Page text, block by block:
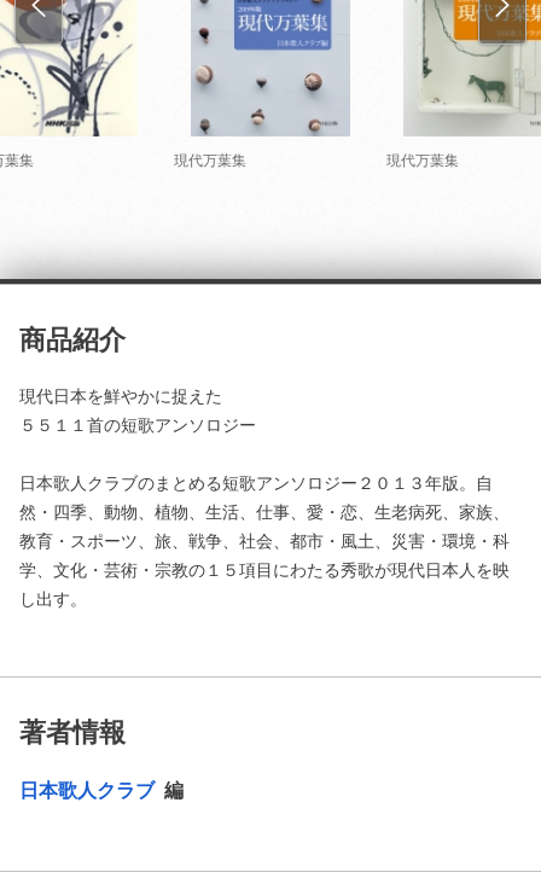
葉集 現代万葉集 現代万葉集
商品紹介
現代日本を鮮やかに捉えた
５５１１首の短歌アンソロジー
日本歌人クラブのまとめる短歌アンソロジー２０１３年版。自
然・四季、動物、植物、生活、仕事、愛・恋、生老病死、家族、
教育・スポーツ、旅、戦争、社会、都市・風土、災害・環境・科
学、文化・芸術・宗教の１５項目にわたる秀歌が現代日本人を映
し出す。
著者情報
日本歌人クラブ 編